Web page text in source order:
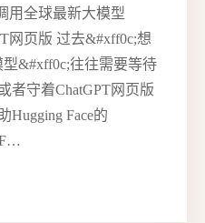
用全球最新大模型
网页版 过去&#xff0c;想
&#xff0c;往往需要等待
者守着ChatGPT网页版
Hugging Face的
F…